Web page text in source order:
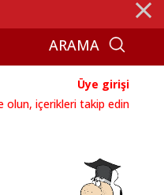
⨯
Üye girişi
olun, içerikleri takip edin